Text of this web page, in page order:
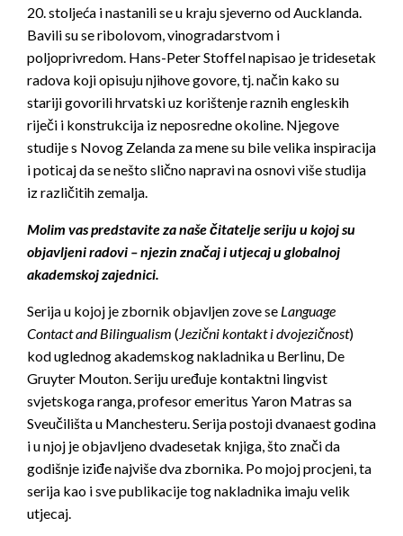
20. stoljeća i nastanili se u kraju sjeverno od Aucklanda.
Bavili su se ribolovom, vinogradarstvom i
poljoprivredom. Hans-Peter Stoffel napisao je tridesetak
radova koji opisuju njihove govore, tj. način kako su
stariji govorili hrvatski uz korištenje raznih engleskih
riječi i konstrukcija iz neposredne okoline. Njegove
studije s Novog Zelanda za mene su bile velika inspiracija
i poticaj da se nešto slično napravi na osnovi više studija
iz različitih zemalja.
Molim vas predstavite za naše čitatelje seriju u kojoj su
objavljeni radovi – njezin značaj i utjecaj u globalnoj
akademskoj zajednici.
Serija u kojoj je zbornik objavljen zove se Language
Contact and Bilingualism (Jezični kontakt i dvojezičnost)
kod uglednog akademskog nakladnika u Berlinu, De
Gruyter Mouton. Seriju uređuje kontaktni lingvist
svjetskoga ranga, profesor emeritus Yaron Matras sa
Sveučilišta u Manchesteru. Serija postoji dvanaest godina
i u njoj je objavljeno dvadesetak knjiga, što znači da
godišnje iziđe najviše dva zbornika. Po mojoj procjeni, ta
serija kao i sve publikacije tog nakladnika imaju velik
utjecaj.